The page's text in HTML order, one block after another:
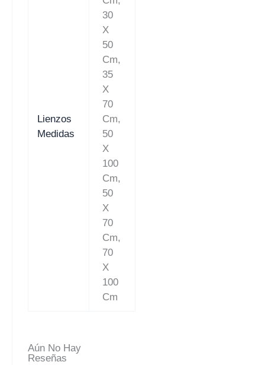
Lienzos
Medidas
30
X
50
Cm,
35
X
70
Cm,
50
X
100
Cm,
50
X
70
Cm,
70
X
100
Cm
Aún No Hay
Reseñas